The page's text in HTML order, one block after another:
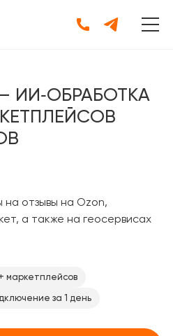
— ИИ‑ОБРАБОТКА
отзывы на Ozon,
а также на геосервисах
маркетплейсов
за 1 день